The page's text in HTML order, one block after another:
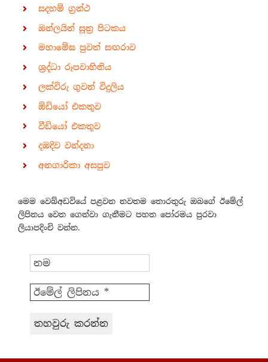
සදහම් ග්‍රන්ථ
ඔන්ලයින් සූත්‍ර පිටකය
මහාමේඝ පුවත් සඟරාව
ශ්‍රද්ධා රූපවාහිනිය
ලක්විරු ගුවන් විදුලිය
ඕඩියෝ එකතුව
වීඩියෝ එකතුව
දඹදිව වන්දනා
අනගාරිකා අසපුව
මෙම වෙබ්අඩවියේ පළවන නවතම තොරතුරු ඔබගේ ඊමේල්
ලිපිනය වෙත ගෙන්වා ගැනීමට පහත පෝරමය පුරවා
ලියාපදිංචි වන්න.